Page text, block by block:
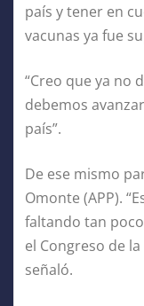
país y tener en
vacunas ya fue
“Creo que ya no
debemos
país”.
De ese mismo
Omonte (APP).
faltando tan
el Congreso de
señaló.